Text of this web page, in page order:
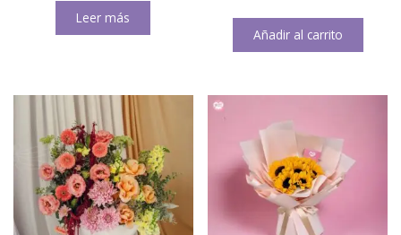
Leer más
Añadir al carrito